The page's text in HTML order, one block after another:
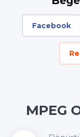
Facebook
MPEG